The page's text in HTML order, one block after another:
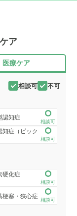
ア
医療ケア
相談可 不可
認知症
相談可
知症（ピック
相談可
硬化症
相談可
梗塞・狭心症
相談可